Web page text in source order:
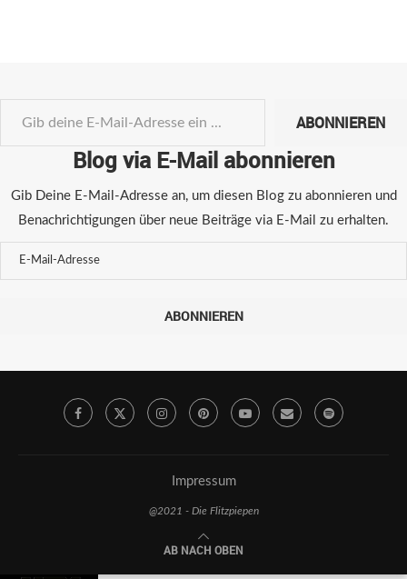
ABONNIEREN
Blog via E-Mail abonnieren
Gib Deine E-Mail-Adresse an, um diesen Blog zu abonnieren und
Benachrichtigungen über neue Beiträge via E-Mail zu erhalten.
ABONNIEREN
Impressum
@2021 - Die Flitzpiepen
AB NACH OBEN